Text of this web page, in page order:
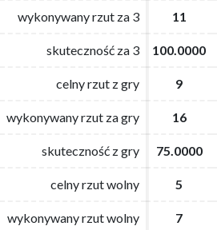
wykonywany rzut za 3 11
skuteczność za 3 100.0000
celny rzut z gry 9
wykonywany rzut za gry 16
skuteczność z gry 75.0000
celny rzut wolny 5
wykonywany rzut wolny 7
wykonywany rzut za 3 11
skuteczność za 3 100.0000
celny rzut z gry 9
wykonywany rzut za gry 16
skuteczność z gry 75.0000
celny rzut wolny 5
wykonywany rzut wolny 7